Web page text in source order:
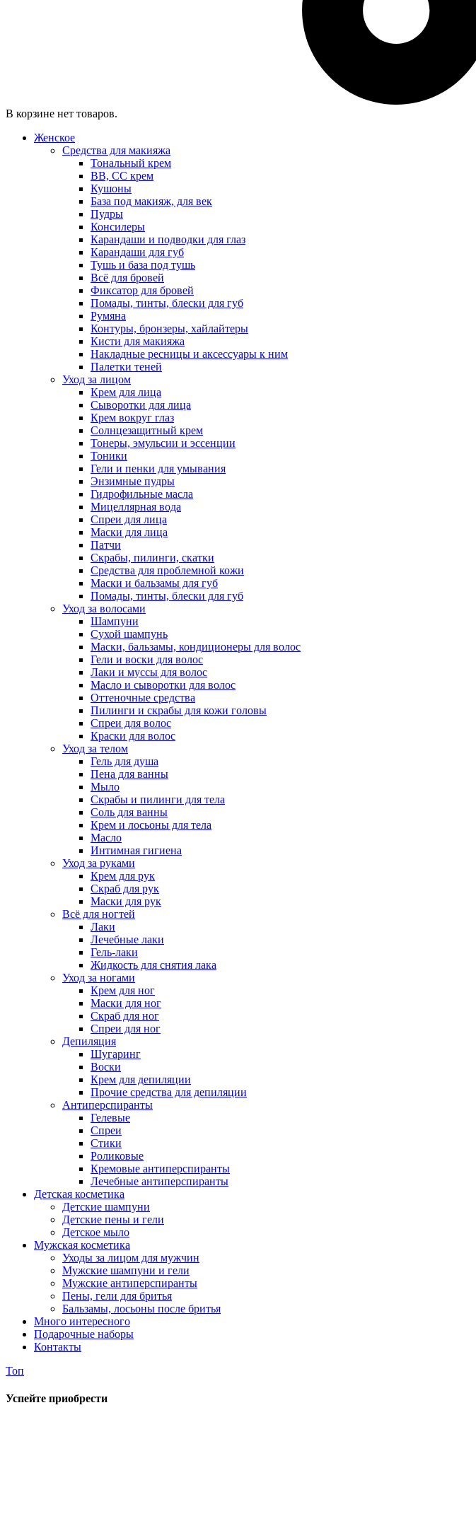
В корзине нет товаров.
Женское
Средства для макияжа
Тональный крем
BB, CC крем
Кушоны
База под макияж, для век
Пудры
Консилеры
Карандаши и подводки для глаз
Карандаши для губ
Тушь и база под тушь
Всё для бровей
Фиксатор для бровей
Помады, тинты, блески для губ
Румяна
Контуры, бронзеры, хайлайтеры
Кисти для макияжа
Накладные ресницы и аксессуары к ним
Палетки теней
Уход за лицом
Крем для лица
Сыворотки для лица
Крем вокруг глаз
Солнцезащитный крем
Тонеры, эмульсии и эссенции
Тоники
Гели и пенки для умывания
Энзимные пудры
Гидрофильные масла
Мицеллярная вода
Спреи для лица
Маски для лица
Патчи
Скрабы, пилинги, скатки
Средства для проблемной кожи
Маски и бальзамы для губ
Помады, тинты, блески для губ
Уход за волосами
Шампуни
Сухой шампунь
Маски, бальзамы, кондиционеры для волос
Гели и воски для волос
Лаки и муссы для волос
Масло и сыворотки для волос
Оттеночные средства
Пилинги и скрабы для кожи головы
Спреи для волос
Краски для волос
Уход за телом
Гель для душа
Пена для ванны
Мыло
Скрабы и пилинги для тела
Соль для ванны
Крем и лосьоны для тела
Масло
Интимная гигиена
Уход за руками
Крем для рук
Скраб для рук
Маски для рук
Всё для ногтей
Лаки
Лечебные лаки
Гель-лаки
Жидкость для снятия лака
Уход за ногами
Крем для ног
Маски для ног
Скраб для ног
Спреи для ног
Депиляция
Шугаринг
Воски
Крем для депиляции
Прочие средства для депиляции
Антиперспиранты
Гелевые
Спреи
Стики
Роликовые
Кремовые антиперспиранты
Лечебные антиперспиранты
Детская косметика
Детские шампуни
Детские пены и гели
Детское мыло
Мужская косметика
Уходы за лицом для мужчин
Мужские шампуни и гели
Мужские антиперспиранты
Пены, гели для бритья
Бальзамы, лосьоны после бритья
Много интересного
Подарочные наборы
Контакты
Топ
Успейте приобрести